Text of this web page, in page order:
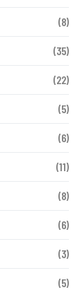
(8)
(35)
(22)
(5)
(6)
(11)
(8)
(6)
(3)
(5)